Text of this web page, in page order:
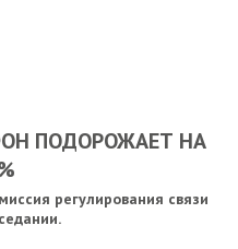
ПОДОРОЖАЕТ НА
регулирования связи